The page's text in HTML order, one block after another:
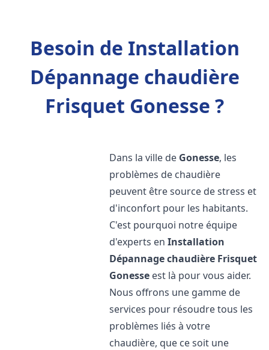
Besoin de Installation
Dépannage chaudière
Frisquet Gonesse ?
Dans la ville de Gonesse, les
problèmes de chaudière
peuvent être source de stress et
d'inconfort pour les habitants.
C'est pourquoi notre équipe
d'experts enInstallation
Dépannage chaudière Frisquet
Gonesse est là pour vous aider.
Nous offrons une gamme de
services pour résoudre tous les
problèmes liés à votre
chaudière, que ce soit une